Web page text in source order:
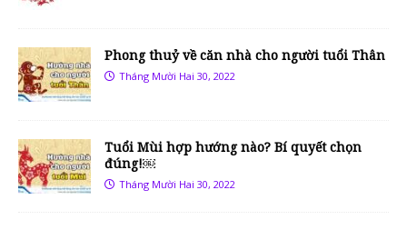
Phong thuỷ về căn nhà cho người tuổi Thân
Tháng Mười Hai 30, 2022
Tuổi Mùi hợp hướng nào? Bí quyết chọn
đúng!￼
Tháng Mười Hai 30, 2022